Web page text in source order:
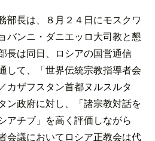
部長は、８月２４日にモスクワ
バンニ・ダニエッロ大司教と懇
長は同日、ロシアの国営通信
して、「世界伝統宗教指導者会
カザフスタン首都ヌルスルタ
ン政府に対し、「諸宗教対話を
アチブ」を高く評価しながら
会議においてロシア正教会は代